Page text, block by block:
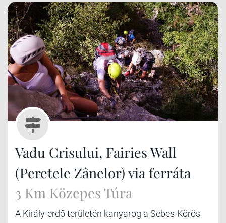
Vadu Crisului, Fairies Wall
(Peretele Zânelor) via ferráta
3 Km Közepes Túra
A Király-erdő területén kanyarog a Sebes-Körös